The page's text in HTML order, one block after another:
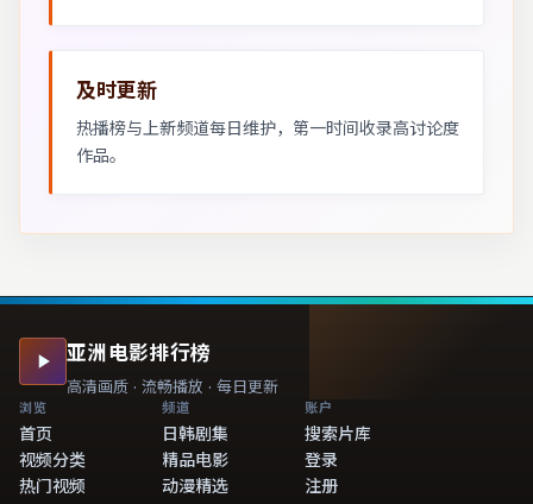
及时更新
热播榜与上新频道每日维护，第一时间收录高讨论度
作品。
亚洲电影排行榜
高清画质 · 流畅播放 · 每日更新
浏览
首页
视频分类
热门视频
频道
日韩剧集
精品电影
动漫精选
账户
搜索片库
登录
注册